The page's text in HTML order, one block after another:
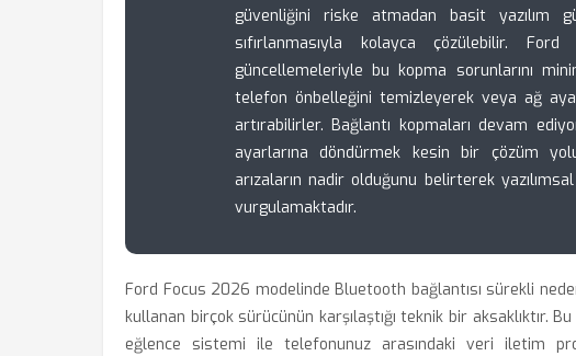
güvenliğini riske atmadan basit yazılım
sıfırlanmasıyla kolayca çözülebilir.
güncellemeleriyle bu kopma sorunlarını
telefon önbelleğini temizleyerek veya ağ
artırabilirler. Bağlantı kopmaları devam
ayarlarına döndürmek kesin bir çözüm
arızaların nadir olduğunu belirterek
vurgulamaktadır.
Ford Focus 2026 modelinde Bluetooth bağlantısı sürekli
kullanan birçok sürücünün karşılaştığı teknik bir aksaklıktır.
eğlence sistemi ile telefonunuz arasındaki veri iletim